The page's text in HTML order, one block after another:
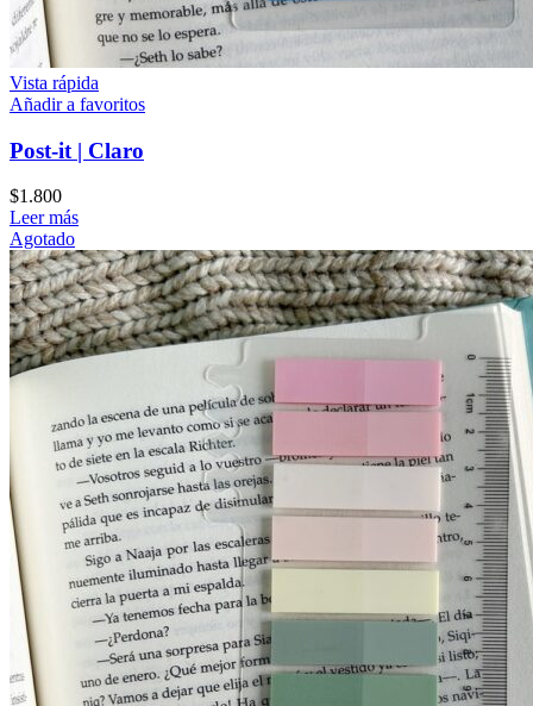
Vista rápida
Añadir a favoritos
Post-it | Claro
$1.800
Leer más
Agotado